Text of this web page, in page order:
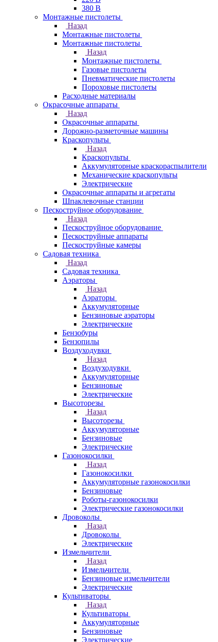
380 В
Монтажные пистолеты
Назад
Монтажные пистолеты
Монтажные пистолеты
Назад
Монтажные пистолеты
Газовые пистолеты
Пневматические пистолеты
Пороховые пистолеты
Расходные материалы
Окрасочные аппараты
Назад
Окрасочные аппараты
Дорожно-разметочные машины
Краскопульты
Назад
Краскопульты
Аккумуляторные краскораспылители
Механические краскопульты
Электрические
Окрасочные аппараты и агрегаты
Шпаклевочные станции
Пескоструйное оборудование
Назад
Пескоструйное оборудование
Пескоструйные аппараты
Пескоструйные камеры
Садовая техника
Назад
Садовая техника
Аэраторы
Назад
Аэраторы
Аккумуляторные
Бензиновые аэраторы
Электрические
Бензобуры
Бензопилы
Воздуходувки
Назад
Воздуходувки
Аккумуляторные
Бензиновые
Электрические
Высоторезы
Назад
Высоторезы
Аккумуляторные
Бензиновые
Электрические
Газонокосилки
Назад
Газонокосилки
Аккумуляторные газонокосилки
Бензиновые
Роботы-газонокосилки
Электрические газонокосилки
Дровоколы
Назад
Дровоколы
Электрические
Измельчители
Назад
Измельчители
Бензиновые измельчители
Электрические
Культиваторы
Назад
Культиваторы
Аккумуляторные
Бензиновые
Электрические